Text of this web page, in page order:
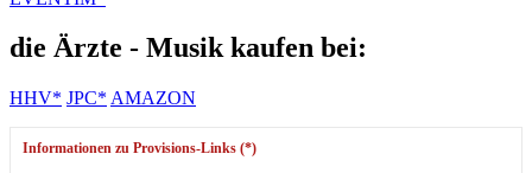
die Ärzte - Musik kaufen bei:
HHV* JPC* AMAZON
Informationen zu Provisions-Links (*)